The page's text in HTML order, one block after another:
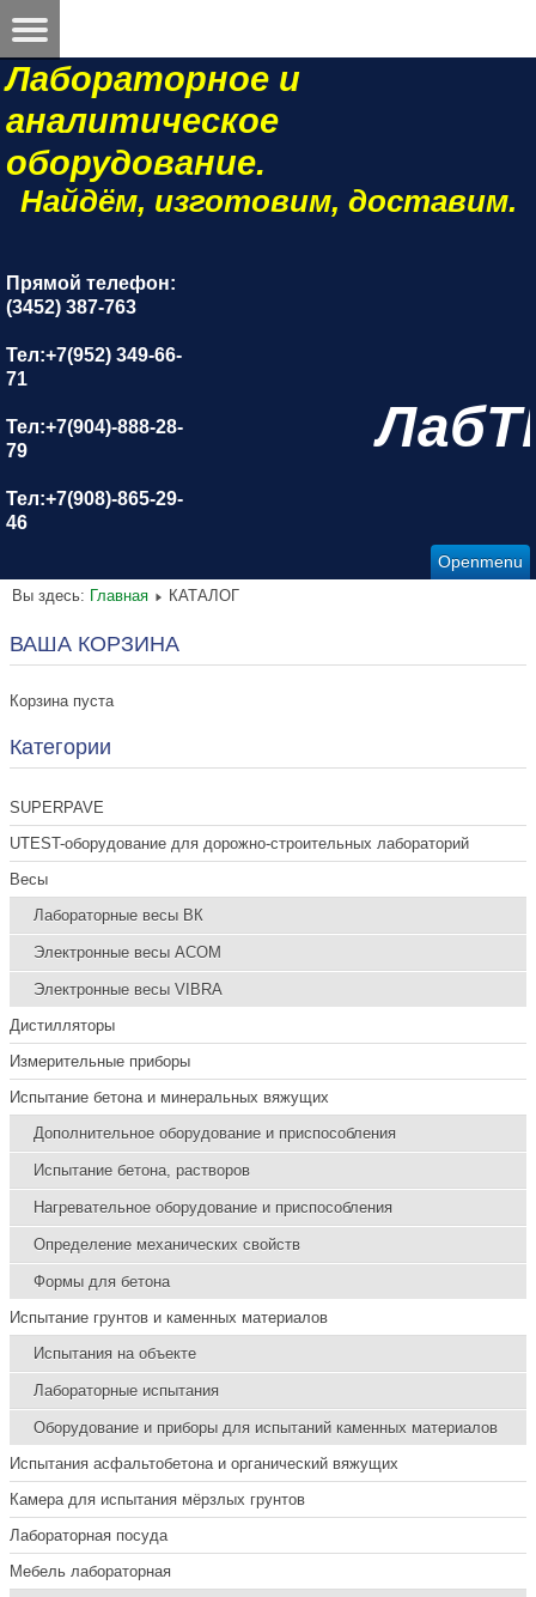
Лабораторное и
аналитическое
оборудование.
Найдём, изготовим, доставим.
Прямой телефон:
(3452) 387-763
Тел:+7(952) 349-66-
71
Тел:+7(904)-888-28-
79
Тел:+7(908)-865-29-
46
Openmenu
Вы здесь: Главная КАТАЛОГ
ВАША КОРЗИНА
Корзина пуста
Категории
SUPERPAVE
UTEST-оборудование для дорожно-строительных лабораторий
Весы
Лабораторные весы ВК
Электронные весы ACOM
Электронные весы VIBRA
Дистилляторы
Измерительные приборы
Испытание бетона и минеральных вяжущих
Дополнительное оборудование и приспособления
Испытание бетона, растворов
Нагревательное оборудование и приспособления
Определение механических свойств
Формы для бетона
Испытание грунтов и каменных материалов
Испытания на объекте
Лабораторные испытания
Оборудование и приборы для испытаний каменных материалов
Испытания асфальтобетона и органический вяжущих
Камера для испытания мёрзлых грунтов
Лабораторная посуда
Мебель лабораторная